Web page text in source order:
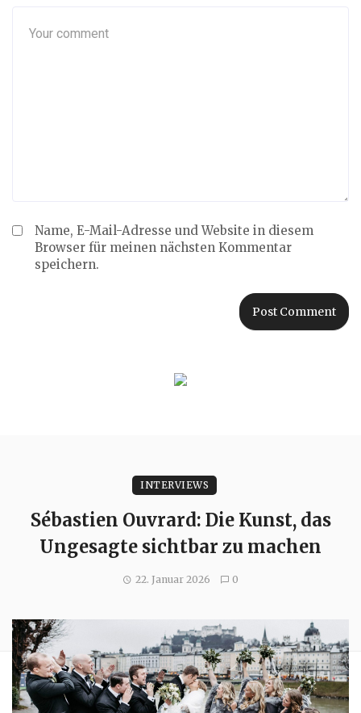
Name, E-Mail-Adresse und Website in diesem
Browser für meinen nächsten Kommentar
speichern.
INTERVIEWS
Sébastien Ouvrard: Die Kunst, das
Ungesagte sichtbar zu machen
22. Januar 2026 0